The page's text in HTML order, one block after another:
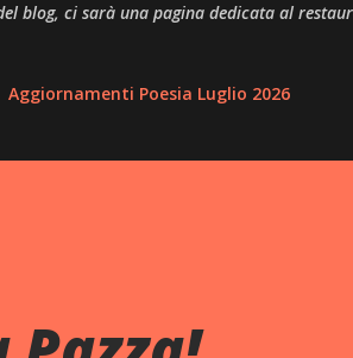
blog, ci sarà una pagina dedicata al
Aggiornamenti Poesia Luglio 2026